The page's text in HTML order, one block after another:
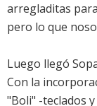
arregladitas
pero lo que
Luego llegó
Con la
"Boli" -teclados